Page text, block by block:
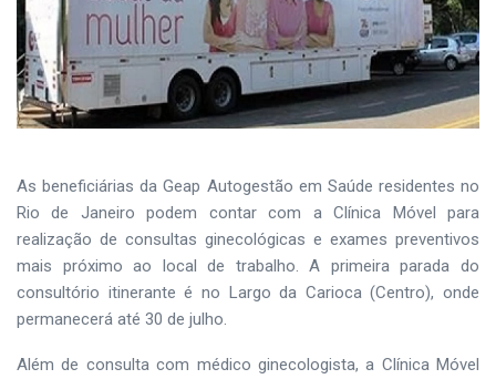
As beneficiárias da Geap Autogestão em Saúde residentes no
Rio de Janeiro podem contar com a Clínica Móvel para
realização de consultas ginecológicas e exames preventivos
mais próximo ao local de trabalho. A primeira parada do
consultório itinerante é no Largo da Carioca (Centro), onde
permanecerá até 30 de julho.
Além de consulta com médico ginecologista, a Clínica Móvel